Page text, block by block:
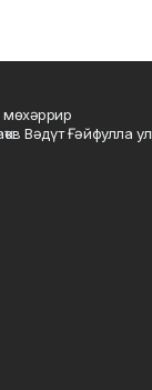
Вәдүт Ғәйфулла